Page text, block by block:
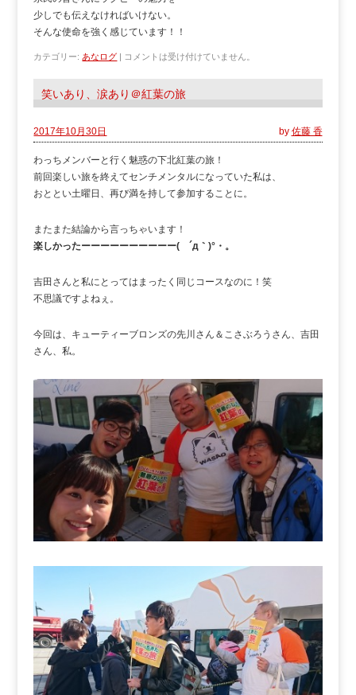
少しでも伝えなければいけない。
そんな使命を強く感じています！！
カテゴリー: あなログ | コメントは受け付けていません。
笑いあり、涙あり＠紅葉の旅
2017年10月30日 by 佐藤 香
わっちメンバーと行く魅惑の下北紅葉の旅！
前回楽しい旅を終えてセンチメンタルになっていた私は、
おととい土曜日、再び満を持して参加することに。
またまた結論から言っちゃいます！
楽しかったーーーーーーーーーー( ´д｀)°・。
吉田さんと私にとってはまったく同じコースなのに！笑
不思議ですよねぇ。
今回は、キューティーブロンズの先川さん＆こさぶろうさん、吉田
さん、私。